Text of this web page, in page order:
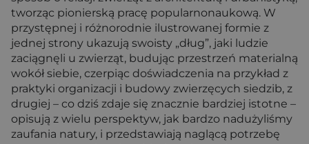
tworząc pionierską pracę popularnonaukową. W
przystępnej i różnorodnie ilustrowanej formie z
jednej strony ukazują swoisty „dług”, jaki ludzie
zaciągnęli u zwierząt, budując przestrzeń materialną
wokół siebie, czerpiąc doświadczenia na przykład z
praktyki organizacji i budowy zwierzęcych siedzib, z
drugiej – co dziś zdaje się znacznie bardziej istotne –
opisują z wielu perspektyw, jak bardzo nadużyliśmy
zaufania natury, i przedstawiają naglącą potrzebę